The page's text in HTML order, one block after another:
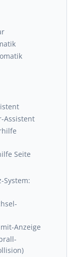
Assistent
Seite
System:
Anzeige